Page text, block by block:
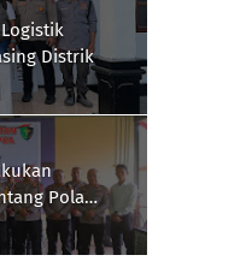
Distrik
Pola